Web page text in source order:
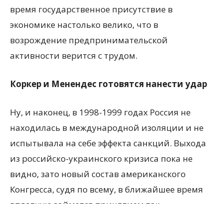
время государственное присутствие в
экономике настолько велико, что в
возрождение предпринимательской
активности верится с трудом.
Коркер и Менендес готовятся нанести удар
Ну, и наконец, в 1998-1999 годах Россия не
находилась в международной изоляции и не
испытывала на себе эффекта санкций. Выхода
из российско-украинского кризиса пока не
видно, зато новый состав американского
Конгресса, судя по всему, в ближайшее время